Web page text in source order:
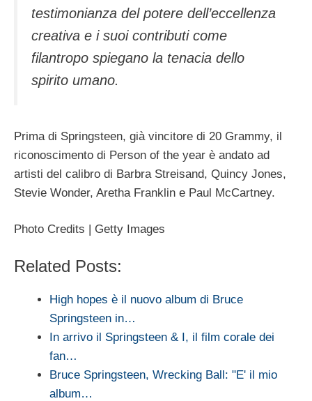
testimonianza del potere dell’eccellenza
creativa e i suoi contributi come
filantropo spiegano la tenacia dello
spirito umano.
Prima di Springsteen, già vincitore di 20 Grammy, il
riconoscimento di Person of the year è andato ad
artisti del calibro di Barbra Streisand, Quincy Jones,
Stevie Wonder, Aretha Franklin e Paul McCartney.
Photo Credits | Getty Images
Related Posts:
High hopes è il nuovo album di Bruce
Springsteen in…
In arrivo il Springsteen & I, il film corale dei
fan…
Bruce Springsteen, Wrecking Ball: "E' il mio
album…